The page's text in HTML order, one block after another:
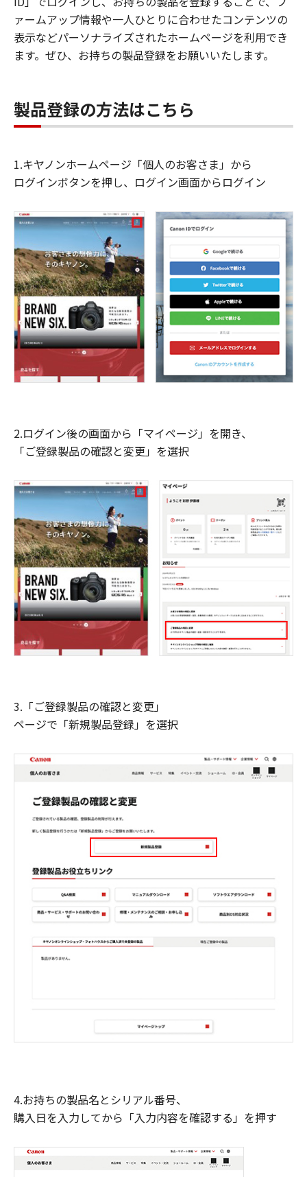
ァームアップ情報や一人ひとりに合わせたコンテンツの
表示などパーソナライズされたホームページを利用でき
ます。ぜひ、お持ちの製品登録をお願いいたします。
製品登録の方法はこちら
1.キヤノンホームページ「個人のお客さま」から
ログインボタンを押し、ログイン画面からログイン
2.ログイン後の画面から「マイページ」を開き、
「ご登録製品の確認と変更」を選択
3.「ご登録製品の確認と変更」
ページで「新規製品登録」を選択
4.お持ちの製品名とシリアル番号、
購入日を入力してから「入力内容を確認する」を押す